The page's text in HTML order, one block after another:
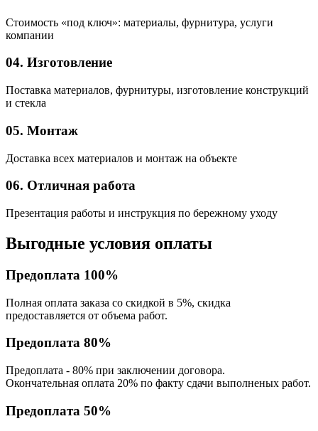
Стоимость «под ключ»: материалы, фурнитура, услуги
компании
04. Изготовление
Поставка материалов, фурнитуры, изготовление конструкций
и стекла
05. Монтаж
Доставка всех материалов и монтаж на объекте
06. Отличная работа
Презентация работы и инструкция по бережному уходу
Выгодные условия оплаты
Предоплата 100%
Полная оплата заказа со скидкой в 5%, скидка
предоставляется от объема работ.
Предоплата 80%
Предоплата - 80% при заключении договора.
Окончательная оплата 20% по факту сдачи выполненых работ.
Предоплата 50%